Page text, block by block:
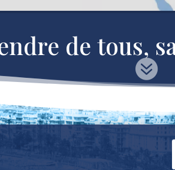
de tous,
